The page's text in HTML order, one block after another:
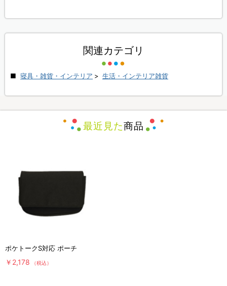
関連カテゴリ
寝具・雑貨・インテリア > 生活・インテリア雑貨
最近見た商品
ポケトークS対応 ポーチ
￥2,178 （税込）